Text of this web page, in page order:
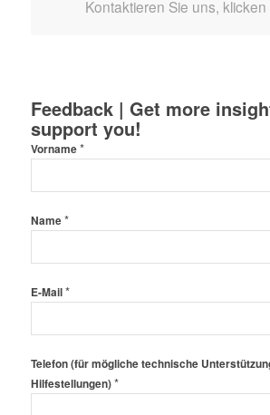
Kontaktieren Sie uns, klicken
Feedback | Get more
support you!
Vorname*
Name*
E-Mail*
Telefon (für mögliche technische
Hilfestellungen)*